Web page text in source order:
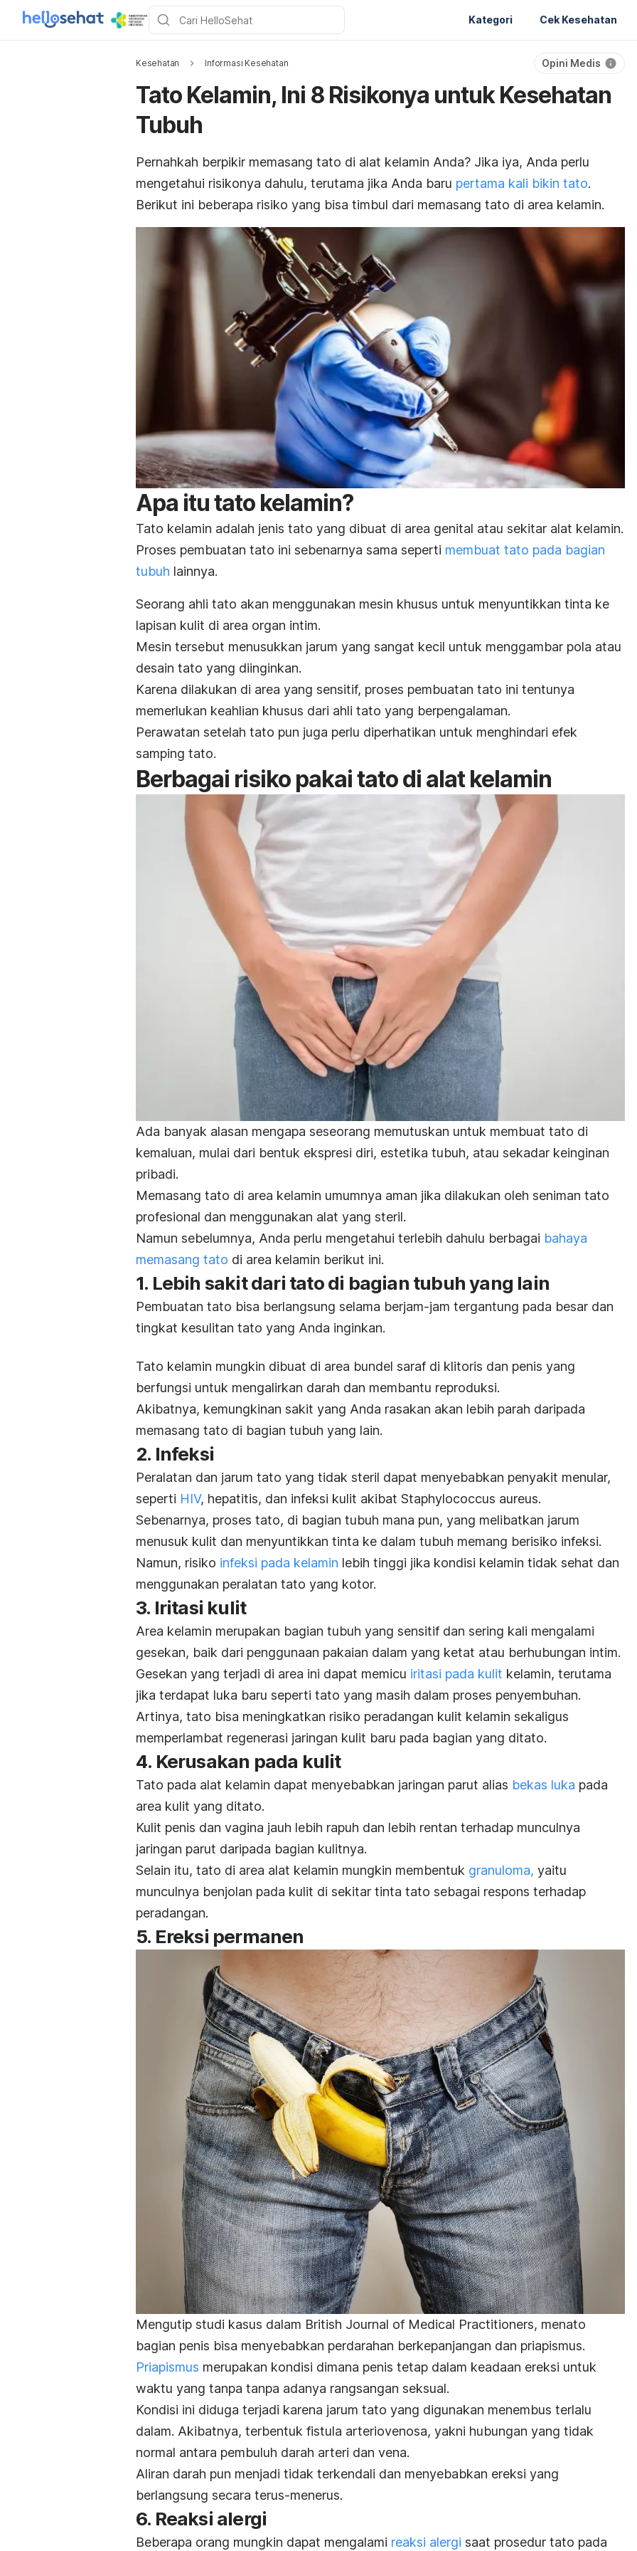
Kategori Cek Kesehatan
Kesehatan Informasi Kesehatan Opini Medis
Tato Kelamin, Ini 8 Risikonya untuk Kesehatan
Tubuh
Pernahkah berpikir memasang tato di alat kelamin Anda? Jika iya, Anda perlu
mengetahui risikonya dahulu, terutama jika Anda baru pertama kali bikin tato.
Berikut ini beberapa risiko yang bisa timbul dari memasang tato di area kelamin.
Apa itu tato kelamin?
Tato kelamin adalah jenis tato yang dibuat di area genital atau sekitar alat kelamin.
Proses pembuatan tato ini sebenarnya sama seperti membuat tato pada bagian
tubuh lainnya.
Seorang ahli tato akan menggunakan mesin khusus untuk menyuntikkan tinta ke
lapisan kulit di area organ intim.
Mesin tersebut menusukkan jarum yang sangat kecil untuk menggambar pola atau
desain tato yang diinginkan.
Karena dilakukan di area yang sensitif, proses pembuatan tato ini tentunya
memerlukan keahlian khusus dari ahli tato yang berpengalaman.
Perawatan setelah tato pun juga perlu diperhatikan untuk menghindari efek
samping tato.
Berbagai risiko pakai tato di alat kelamin
Ada banyak alasan mengapa seseorang memutuskan untuk membuat tato di
kemaluan, mulai dari bentuk ekspresi diri, estetika tubuh, atau sekadar keinginan
pribadi.
Memasang tato di area kelamin umumnya aman jika dilakukan oleh seniman tato
profesional dan menggunakan alat yang steril.
Namun sebelumnya, Anda perlu mengetahui terlebih dahulu berbagai bahaya
memasang tato di area kelamin berikut ini.
1. Lebih sakit dari tato di bagian tubuh yang lain
Pembuatan tato bisa berlangsung selama berjam-jam tergantung pada besar dan
tingkat kesulitan tato yang Anda inginkan.
Tato kelamin mungkin dibuat di area bundel saraf di klitoris dan penis yang
berfungsi untuk mengalirkan darah dan membantu reproduksi.
Akibatnya, kemungkinan sakit yang Anda rasakan akan lebih parah daripada
memasang tato di bagian tubuh yang lain.
2. Infeksi
Peralatan dan jarum tato yang tidak steril dapat menyebabkan penyakit menular,
seperti HIV, hepatitis, dan infeksi kulit akibat Staphylococcus aureus.
Sebenarnya, proses tato, di bagian tubuh mana pun, yang melibatkan jarum
menusuk kulit dan menyuntikkan tinta ke dalam tubuh memang berisiko infeksi.
Namun, risiko infeksi pada kelamin lebih tinggi jika kondisi kelamin tidak sehat dan
menggunakan peralatan tato yang kotor.
3. Iritasi kulit
Area kelamin merupakan bagian tubuh yang sensitif dan sering kali mengalami
gesekan, baik dari penggunaan pakaian dalam yang ketat atau berhubungan intim.
Gesekan yang terjadi di area ini dapat memicu iritasi pada kulit kelamin, terutama
jika terdapat luka baru seperti tato yang masih dalam proses penyembuhan.
Artinya, tato bisa meningkatkan risiko peradangan kulit kelamin sekaligus
memperlambat regenerasi jaringan kulit baru pada bagian yang ditato.
4. Kerusakan pada kulit
Tato pada alat kelamin dapat menyebabkan jaringan parut alias bekas luka pada
area kulit yang ditato.
Kulit penis dan vagina jauh lebih rapuh dan lebih rentan terhadap munculnya
jaringan parut daripada bagian kulitnya.
Selain itu, tato di area alat kelamin mungkin membentuk granuloma, yaitu
munculnya benjolan pada kulit di sekitar tinta tato sebagai respons terhadap
peradangan.
5. Ereksi permanen
Mengutip studi kasus dalam British Journal of Medical Practitioners, menato
bagian penis bisa menyebabkan perdarahan berkepanjangan dan priapismus.
Priapismus merupakan kondisi dimana penis tetap dalam keadaan ereksi untuk
waktu yang tanpa tanpa adanya rangsangan seksual.
Kondisi ini diduga terjadi karena jarum tato yang digunakan menembus terlalu
dalam. Akibatnya, terbentuk fistula arteriovenosa, yakni hubungan yang tidak
normal antara pembuluh darah arteri dan vena.
Aliran darah pun menjadi tidak terkendali dan menyebabkan ereksi yang
berlangsung secara terus-menerus.
6. Reaksi alergi
Beberapa orang mungkin dapat mengalami reaksi alergi saat prosedur tato pada